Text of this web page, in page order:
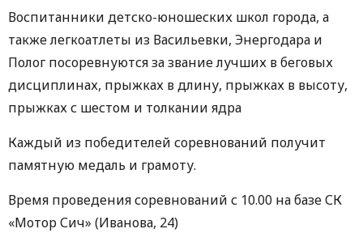
Воспитанники детско-юношеских школ города, а
также легкоатлеты из Васильевки, Энергодара и
Полог посоревнуются за звание лучших в беговых
дисциплинах, прыжках в длину, прыжках в высоту,
прыжках с шестом и толкании ядра
Каждый из победителей соревнований получит
памятную медаль и грамоту.
Время проведения соревнований с 10.00 на базе СК
«Мотор Сич» (Иванова, 24)